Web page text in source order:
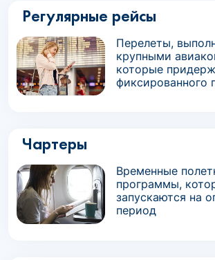
Регулярные рейсы
Перелеты,
крупными
которые
фиксированного
Чартеры
Временные
программы,
запускаются на
период